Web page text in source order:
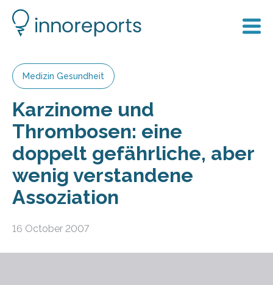
Medizin Gesundheit
Karzinome und
Thrombosen: eine
doppelt gefährliche, aber
wenig verstandene
Assoziation
16 October 2007